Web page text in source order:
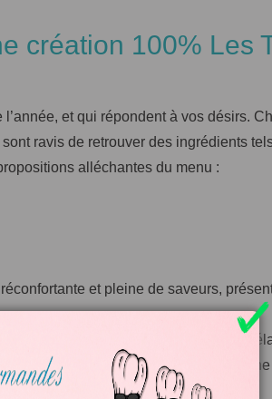
création 100% Les
et qui répondent à vos désirs.
ravis de retrouver des ingrédients
alléchantes du menu :
et pleine de saveurs,
et une émulsion au champagne, un
et de pesto de roquette promet